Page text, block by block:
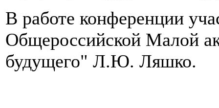
В работе конференции
Общероссийской Малой
будущего" Л.Ю. Ляшко.